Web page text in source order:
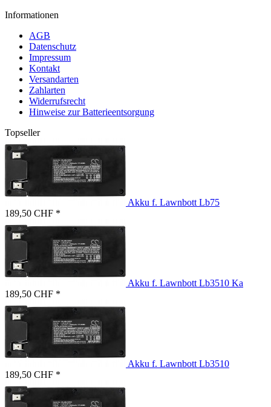
Informationen
AGB
Datenschutz
Impressum
Kontakt
Versandarten
Zahlarten
Widerrufsrecht
Hinweise zur Batterieentsorgung
Topseller
Akku f. Lawnbott Lb75
189,50 CHF *
Akku f. Lawnbott Lb3510 Ka
189,50 CHF *
Akku f. Lawnbott Lb3510
189,50 CHF *